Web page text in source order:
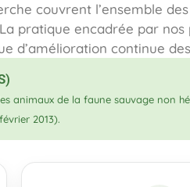
couvrent l’ensemble
pratique encadrée par
d’amélioration continue
animaux de la faune sauvage non
2013).